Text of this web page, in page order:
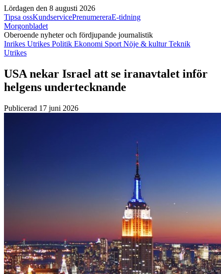
Lördagen den 8 augusti 2026
Tipsa ossKundservicePrenumereraE-tidning
Morgonbladet
Oberoende nyheter och fördjupande journalistik
Inrikes Utrikes Politik Ekonomi Sport Nöje & kulturTeknik
Utrikes
USA nekar Israel att se iranavtalet inför
helgens undertecknande
Publicerad 17 juni 2026